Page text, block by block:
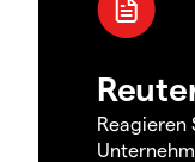
Reagieren